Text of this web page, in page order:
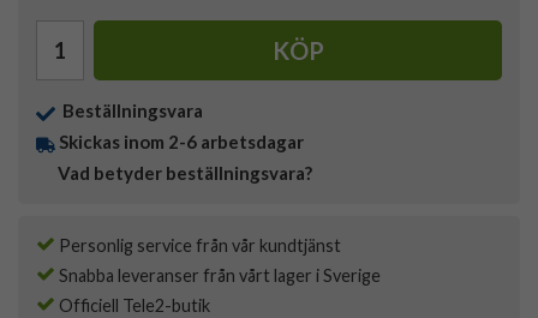
KÖP
Beställningsvara
Skickas inom 2-6 arbetsdagar
Vad betyder beställningsvara?
Personlig service från vår kundtjänst
Snabba leveranser från vårt lager i Sverige
Officiell Tele2-butik